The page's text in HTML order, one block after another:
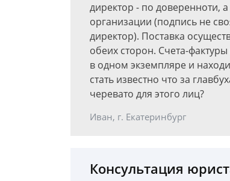
директор - по доверенноти,
организации (подпись не
директор). Поставка
обеих сторон. Счета-
в одном экземпляре и
стать известно что за
черевато для этого лиц?
Иван, г. Екатеринбург
Консультация